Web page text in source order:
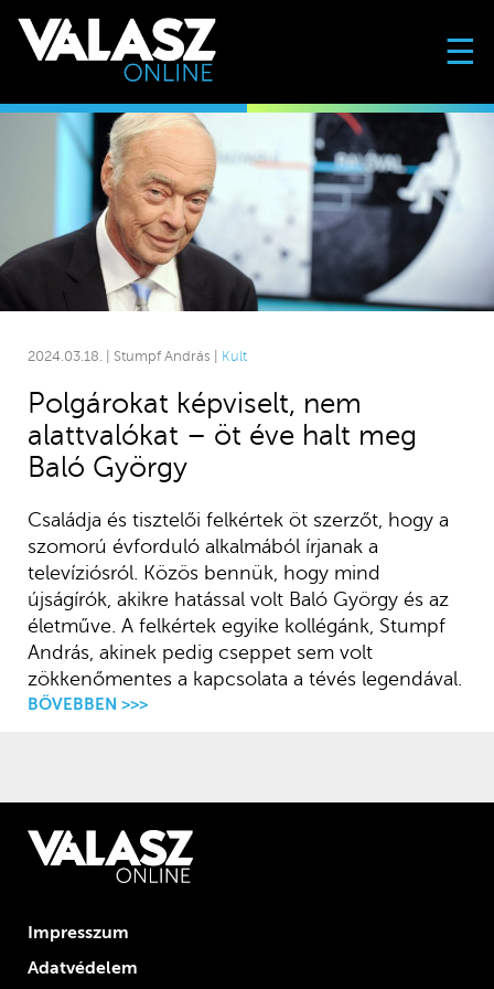
☰
2024.03.18. | Stumpf András | Kult
Polgárokat képviselt, nem
alattvalókat – öt éve halt meg
Baló György
Családja és tisztelői felkértek öt szerzőt, hogy a
szomorú évforduló alkalmából írjanak a
televíziósról. Közös bennük, hogy mind
újságírók, akikre hatással volt Baló György és az
életműve. A felkértek egyike kollégánk, Stumpf
András, akinek pedig cseppet sem volt
zökkenőmentes a kapcsolata a tévés legendával.
BŐVEBBEN >>>
Impresszum
Adatvédelem